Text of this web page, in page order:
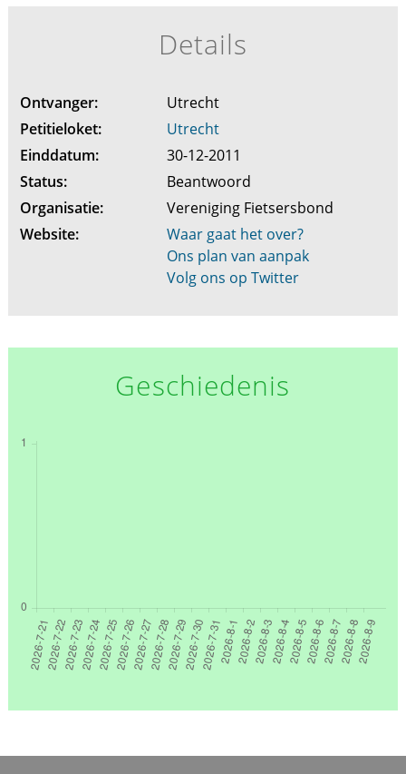
Details
Ontvanger:
Utrecht
Petitieloket:
Utrecht
Einddatum:
30-12-2011
Status:
Beantwoord
Organisatie:
Vereniging Fietsersbond
Website:
Waar gaat het over?
Ons plan van aanpak
Volg ons op Twitter
Geschiedenis